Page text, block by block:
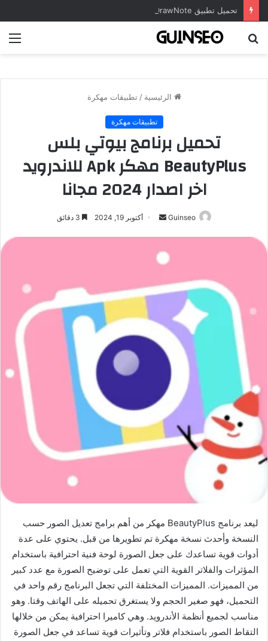
الرئيسية / تطبيقات مهكرة
تطبيقات مهكرة
تحميل برنامج بيوتي بلس
BeautyPlus مهكر Apk للاندرويد
اخر اصدار 2024 مجانا
Guinseo
أرسل أكتوبر 19, 2024
ل
يعد برنامج BeautyPlus مهكر من أهم برامج تعديل الصور حسب
النسخة وأحدث نسخة مهكرة تم تطويرها من قبل. يحتوي على عدة
أدوات قوية تساعدك على جعل الصورة لوحة فنية احترافية باستخدام
المؤثرات والفلاتر القوية التي تعمل على توضيح الصورة مع عدد كبير
من المميزات. المميزات المختلفة التي تجعل البرنامج رقم واحد في
التحميل، فهو صغير الحجم ولا يستغرق تحميله على الهاتف وقتا. وهو
مناسب لجميع أنظمة الأندرويد. وهي كاميرا احترافية يمكن من خلالها
التقاط الصور باستخدام فلاتر وتأثيرات قوية تساعد في جعل الصورة